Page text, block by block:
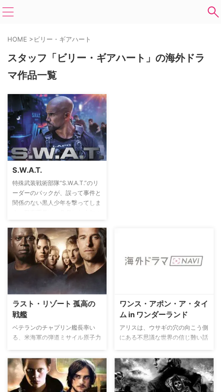
HOME >ビリー・ギアハート
スタッフ「ビリー・ギアハート」の海外ドラ
マ作品一覧
S.W.A.T.
特殊武装戦術部隊“S.W.A.T.”のリ
ーダーのバックが、誤って事件と
関係のない黒人少年を撃ってしま
命を救い、その地域出身のホンド
ーを後任に指名するが、年功序列
ではチームメイトのディーコンの
方が適任者だと考える。そんな中
でも事件は起き、チーム・メンバ
ーたちを率いて事件解決へと捜査
ラスト・リゾート 孤高の
戦艦
ベテランのチャプリン艦長率い
る、米海軍の弾道ミサイル原子力
ンに核ミサイルを発射せよという
指令が届くが、なぜか通常のワシ
ントンDC本部からではなく、南
極司令部から出ていた。腑に落ち
ワンス・アポン・ア・タイ
ム in ワンダーランド
アリスは、ウサギの穴の向こう側
にある不思議な世界の信じ難い話
と言うものは、目に見えない猫、
水タバコを吸う芋虫、しゃべるト
ランプなど奇妙なものばかり。悩
みを抱えているアリスは正気を失